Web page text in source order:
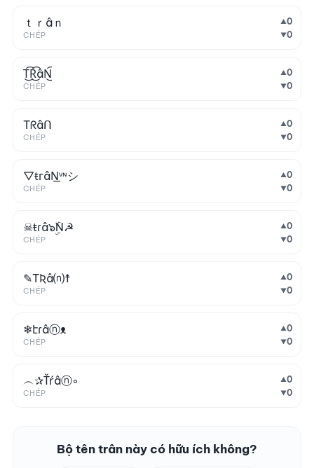
ｔｒâｎ
CHÉP
▲0
▼0
T͜͡R͜͡âN͜͡
CHÉP
▲0
▼0
Tᖇâᑎ
CHÉP
▲0
▼0
▽ŧгâN͟ᵛᶰシ
CHÉP
▲0
▼0
☠ŧɾâ๖ۣۜN☭
CHÉP
▲0
▼0
✎TƦâ⒩☨
CHÉP
▲0
▼0
❄էɾâⓝᴥ
CHÉP
▲0
▼0
︵✰Ťŕâⓝ◦
CHÉP
▲0
▼0
Bộ tên trân này có hữu ích không?